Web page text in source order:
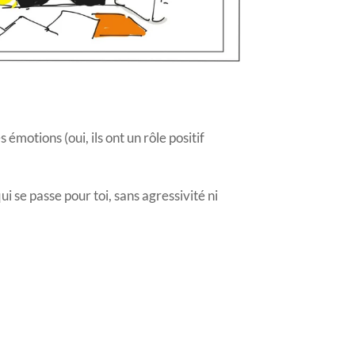
émotions (oui, ils ont un rôle positif
se passe pour toi, sans agressivité ni